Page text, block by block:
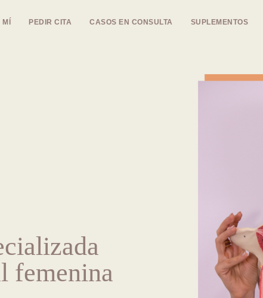
MÍ PEDIR CITA CASOS EN CONSULTA SUPLEMENTOS
femenina